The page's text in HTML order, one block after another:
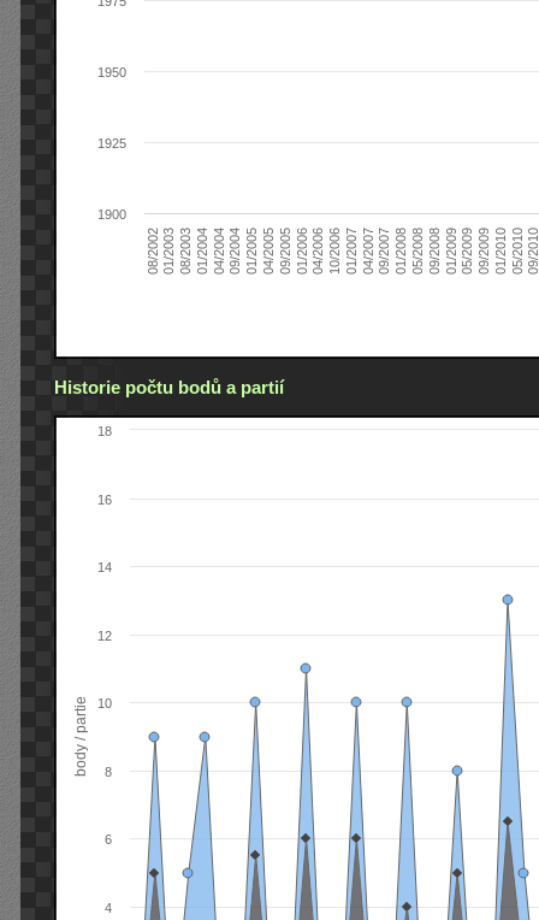
08/200201/200308/200301/200404/200409/200401/200504/200509/200501/200604/200610/200601/200704/200709/200701/200805/200809/200801/200905/200909/200901/201005/201009/
1900
1925
1950
Historie počtu bodů a partií
body / partie
4
6
8
10
12
14
16
18